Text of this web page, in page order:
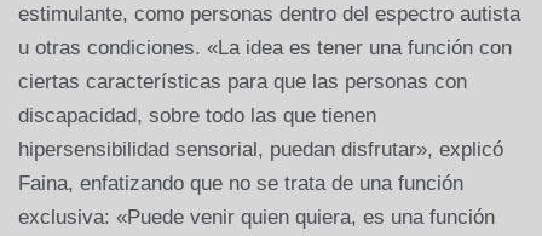
estimulante, como personas dentro del espectro autista
u otras condiciones. «La idea es tener una función con
ciertas características para que las personas con
discapacidad, sobre todo las que tienen
hipersensibilidad sensorial, puedan disfrutar», explicó
Faina, enfatizando que no se trata de una función
exclusiva: «Puede venir quien quiera, es una función